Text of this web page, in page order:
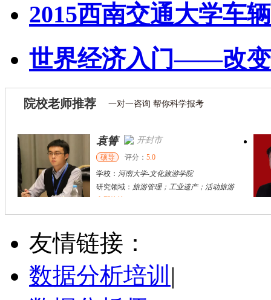
2015西南交通大学车辆
世界经济入门——改
院校老师推荐 一对一咨询 帮你科学报考
袁箐 开封市
硕导 评分： 5.0
学校： 河南大学-文化旅游学院
研究领域： 旅游管理；工业遗产；活动旅游
立即咨询
刘方伟 西安市
其他
学校：陕西旅游烹饪职业学院
立即咨询
友情链接：
数据分析培训 |